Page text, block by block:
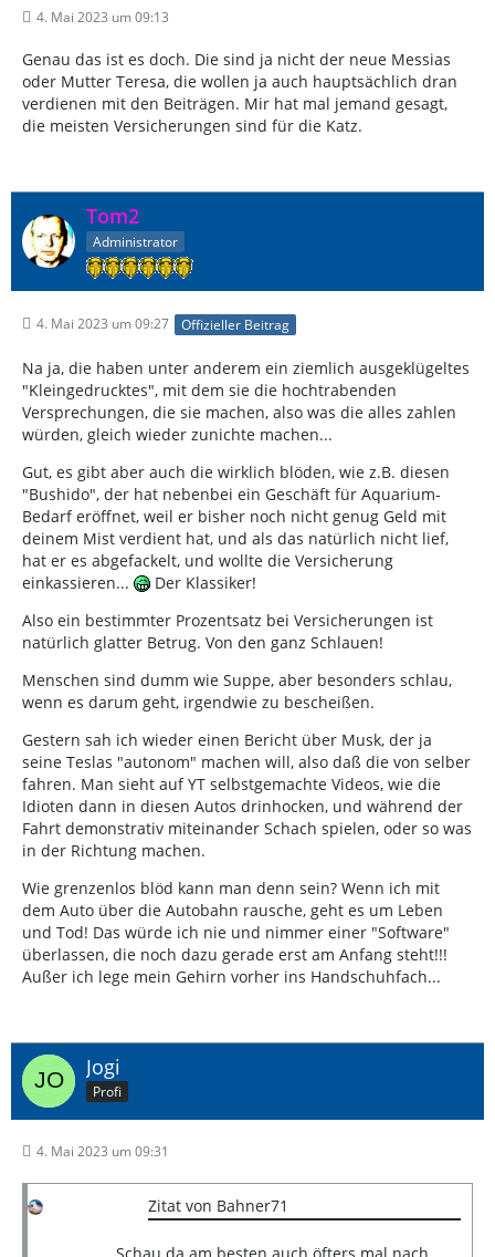
4. Mai 2023 um 09:13
Genau das ist es doch. Die sind ja nicht der neue Messias
oder Mutter Teresa, die wollen ja auch hauptsächlich dran
verdienen mit den Beiträgen. Mir hat mal jemand gesagt,
die meisten Versicherungen sind für die Katz.
Tom2
Administrator
4. Mai 2023 um 09:27 Offizieller Beitrag
Na ja, die haben unter anderem ein ziemlich ausgeklügeltes
"Kleingedrucktes", mit dem sie die hochtrabenden
Versprechungen, die sie machen, also was die alles zahlen
würden, gleich wieder zunichte machen...
Gut, es gibt aber auch die wirklich blöden, wie z.B. diesen
"Bushido", der hat nebenbei ein Geschäft für Aquarium-
Bedarf eröffnet, weil er bisher noch nicht genug Geld mit
deinem Mist verdient hat, und als das natürlich nicht lief,
hat er es abgefackelt, und wollte die Versicherung
einkassieren...
Der Klassiker!
Also ein bestimmter Prozentsatz bei Versicherungen ist
natürlich glatter Betrug. Von den ganz Schlauen!
Menschen sind dumm wie Suppe, aber besonders schlau,
wenn es darum geht, irgendwie zu bescheißen.
Gestern sah ich wieder einen Bericht über Musk, der ja
seine Teslas "autonom" machen will, also daß die von selber
fahren. Man sieht auf YT selbstgemachte Videos, wie die
Idioten dann in diesen Autos drinhocken, und während der
Fahrt demonstrativ miteinander Schach spielen, oder so was
in der Richtung machen.
Wie grenzenlos blöd kann man denn sein? Wenn ich mit
dem Auto über die Autobahn rausche, geht es um Leben
und Tod! Das würde ich nie und nimmer einer "Software"
überlassen, die noch dazu gerade erst am Anfang steht!!!
Außer ich lege mein Gehirn vorher ins Handschuhfach...
Jogi
Profi
4. Mai 2023 um 09:31
Zitat von Bahner71
Schau da am besten auch öfters mal nach.